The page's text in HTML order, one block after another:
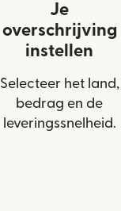
Je
overschrijving
instellen
Selecteer het land,
bedrag en de
leveringssnelheid.